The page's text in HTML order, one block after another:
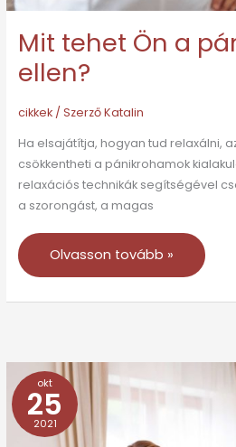
Mit tehet Ön a
ellen?
cikkek/ SzerzőKatalin
Ha elsajátítja, hogyan tud relaxálni,
csökkentheti a pánikrohamok
relaxációs technikák segítségével
a szorongást, a magas
Olvasson tovább »
okt
25
2021
Tegyünk
a
globális